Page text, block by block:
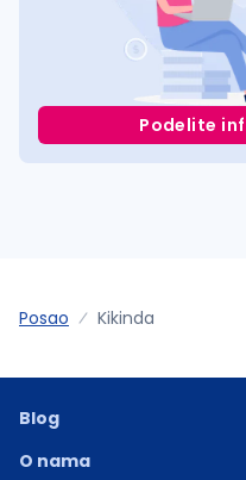
Podelite
Posao Kikinda
Blog
O nama